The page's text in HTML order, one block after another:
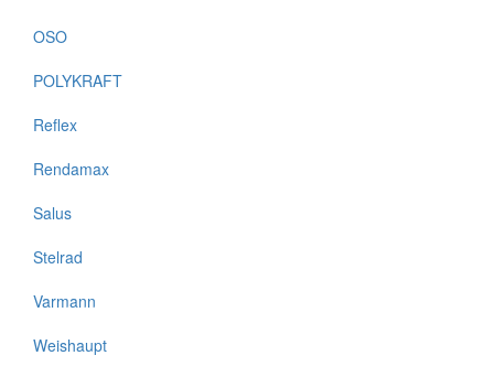
OSO
POLYKRAFT
Reflex
Rendamax
Salus
Stelrad
Varmann
Weishaupt